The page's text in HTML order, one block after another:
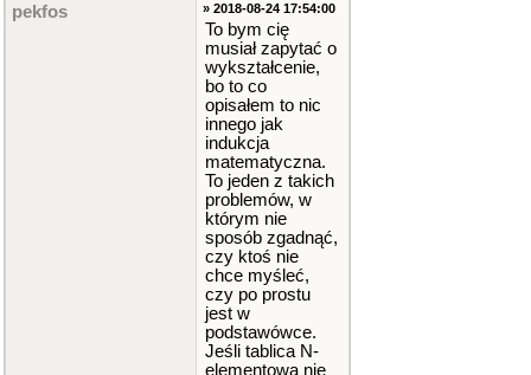
intmain()
{
cout<
< "Hello w
orld!"
endl;
cout
< "podaj e
lementy: "
<<endl ;
for(
i
nt i =
;
i<r;i++
)
c
in>>tab[
i]
cout<
<endl;
pekfos » 2018-08-24 17:54:00
To bym cię
musiał zapytać o
wykształcenie,
bo to co
opisałem to nic
innego jak
indukcja
matematyczna.
To jeden z takich
problemów, w
którym nie
sposób zgadnąć,
czy ktoś nie
chce myśleć,
czy po prostu
jest w
podstawówce.
Jeśli tablica N-
elementowa nie